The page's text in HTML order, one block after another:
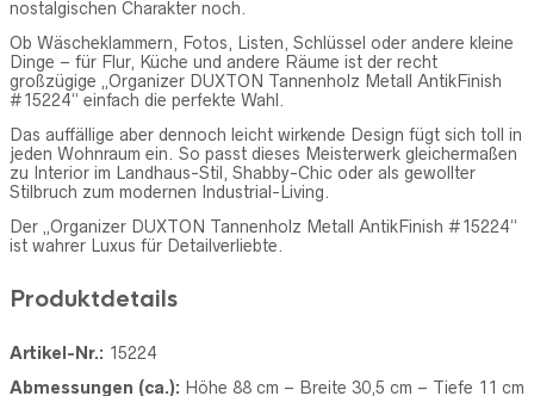
nostalgischen Charakter noch.
Ob Wäscheklammern, Fotos, Listen, Schlüssel oder andere kleine
Dinge – für Flur, Küche und andere Räume ist der recht
großzügige „Organizer DUXTON Tannenholz Metall AntikFinish
#15224“ einfach die perfekte Wahl.
Das auffällige aber dennoch leicht wirkende Design fügt sich toll in
jeden Wohnraum ein. So passt dieses Meisterwerk gleichermaßen
zu Interior im Landhaus-Stil, Shabby-Chic oder als gewollter
Stilbruch zum modernen Industrial-Living.
Der „Organizer DUXTON Tannenholz Metall AntikFinish #15224“
ist wahrer Luxus für Detailverliebte.
Produktdetails
Artikel-Nr.: 15224
Abmessungen (ca.): Höhe 88 cm – Breite 30,5 cm – Tiefe 11 cm